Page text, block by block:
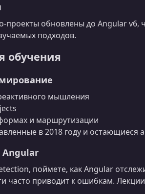
обновлены до Angular v6,
подходов.
обучения
мышления
и маршрутизации
в 2018 году и остающиеся
поймете, как Angular
часто приводит к ошибкам.